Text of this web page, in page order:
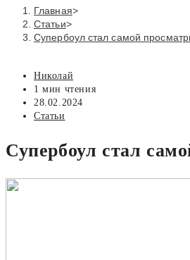
Главная>
Статьи>
Супербоул стал самой
Автор
записи:
Николай
Время
чтения:
1 мин чтения
Запись
опубликована:
28.02.2024
Рубрика
Статьи
Супербоул стал